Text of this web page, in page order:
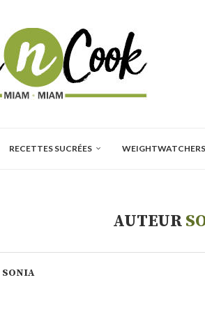
RECETTES SUCRÉES WEIGHTWATCHERS
AUTEUR
SONIA